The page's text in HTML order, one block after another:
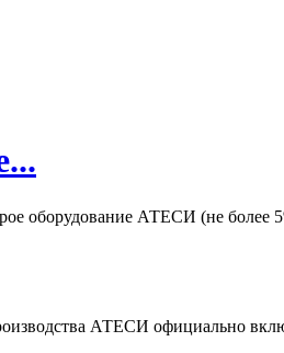
оборудование АТЕСИ (не более
АТЕСИ официально